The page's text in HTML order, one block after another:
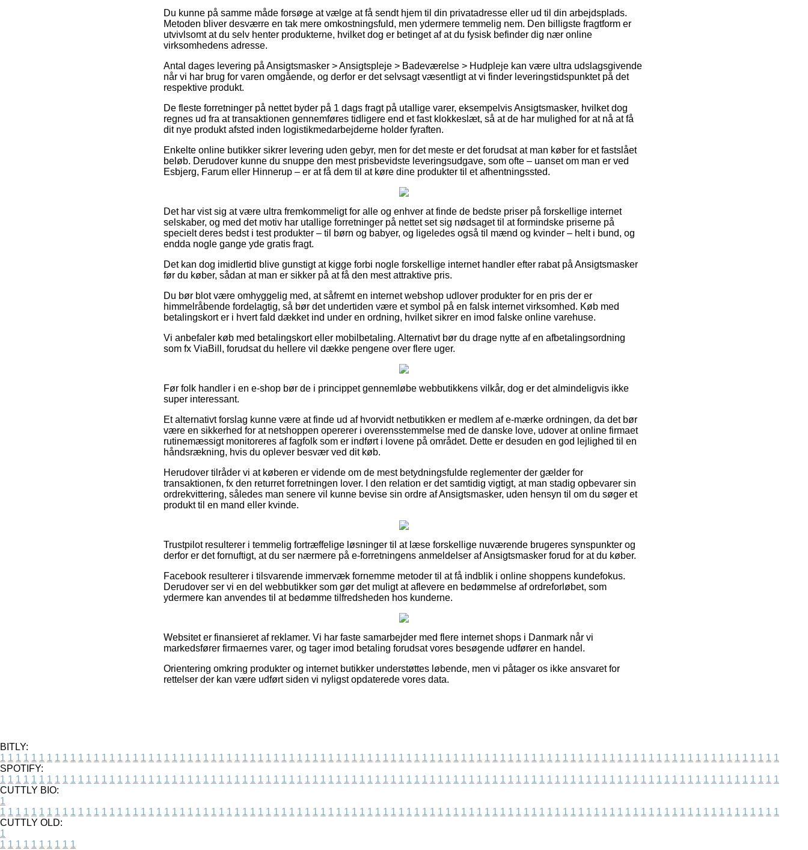
Du kunne på samme måde forsøge at vælge at få sendt hjem til din privatadresse eller ud til din arbejdsplads.
Metoden bliver desværre en tak mere omkostningsfuld, men ydermere temmelig nem. Den billigste fragtform er
utvivlsomt at du selv henter produkterne, hvilket dog er betinget af at du fysisk befinder dig nær online
virksomhedens adresse.
Antal dages levering på Ansigtsmasker > Ansigtspleje > Badeværelse > Hudpleje kan være ultra udslagsgivende
når vi har brug for varen omgående, og derfor er det selvsagt væsentligt at vi finder leveringstidspunktet på det
respektive produkt.
De fleste forretninger på nettet byder på 1 dags fragt på utallige varer, eksempelvis Ansigtsmasker, hvilket dog
regnes ud fra at transaktionen gennemføres tidligere end et fast klokkeslæt, så at de har mulighed for at nå at få
dit nye produkt afsted inden logistikmedarbejderne holder fyraften.
Enkelte online butikker sikrer levering uden gebyr, men for det meste er det forudsat at man køber for et fastslået
beløb. Derudover kunne du snuppe den mest prisbevidste leveringsudgave, som ofte – uanset om man er ved
Esbjerg, Farum eller Hinnerup – er at få dem til at køre dine produkter til et afhentningssted.
Det har vist sig at være ultra fremkommeligt for alle og enhver at finde de bedste priser på forskellige internet
selskaber, og med det motiv har utallige forretninger på nettet set sig nødsaget til at formindske priserne på
specielt deres bedst i test produkter – til børn og babyer, og ligeledes også til mænd og kvinder – helt i bund, og
endda nogle gange yde gratis fragt.
Det kan dog imidlertid blive gunstigt at kigge forbi nogle forskellige internet handler efter rabat på Ansigtsmasker
før du køber, sådan at man er sikker på at få den mest attraktive pris.
Du bør blot være omhyggelig med, at såfremt en internet webshop udlover produkter for en pris der er
himmelråbende fordelagtig, så bør det undertiden være et symbol på en falsk internet virksomhed. Køb med
betalingskort er i hvert fald dækket ind under en ordning, hvilket sikrer en imod falske online varehuse.
Vi anbefaler køb med betalingskort eller mobilbetaling. Alternativt bør du drage nytte af en afbetalingsordning
som fx ViaBill, forudsat du hellere vil dække pengene over flere uger.
Før folk handler i en e-shop bør de i princippet gennemløbe webbutikkens vilkår, dog er det almindeligvis ikke
super interessant.
Et alternativt forslag kunne være at finde ud af hvorvidt netbutikken er medlem af e-mærke ordningen, da det bør
være en sikkerhed for at netshoppen opererer i overensstemmelse med de danske love, udover at online firmaet
rutinemæssigt monitoreres af fagfolk som er indført i lovene på området. Dette er desuden en god lejlighed til en
håndsrækning, hvis du oplever besvær ved dit køb.
Herudover tilråder vi at køberen er vidende om de mest betydningsfulde reglementer der gælder for
transaktionen, fx den returret forretningen lover. I den relation er det samtidig vigtigt, at man stadig opbevarer sin
ordrekvittering, således man senere vil kunne bevise sin ordre af Ansigtsmasker, uden hensyn til om du søger et
produkt til en mand eller kvinde.
Trustpilot resulterer i temmelig fortræffelige løsninger til at læse forskellige nuværende brugeres synspunkter og
derfor er det fornuftigt, at du ser nærmere på e-forretningens anmeldelser af Ansigtsmasker forud for at du køber.
Facebook resulterer i tilsvarende immervæk fornemme metoder til at få indblik i online shoppens kundefokus.
Derudover ser vi en del webbutikker som gør det muligt at aflevere en bedømmelse af ordreforløbet, som
ydermere kan anvendes til at bedømme tilfredsheden hos kunderne.
Websitet er finansieret af reklamer. Vi har faste samarbejder med flere internet shops i Danmark når vi
markedsfører firmaernes varer, og tager imod betaling forudsat vores besøgende udfører en handel.
Orientering omkring produkter og internet butikker understøttes løbende, men vi påtager os ikke ansvaret for
rettelser der kan være udført siden vi nyligst opdaterede vores data.
BITLY:
1 1 1 1 1 1 1 1 1 1 1 1 1 1 1 1 1 1 1 1 1 1 1 1 1 1 1 1 1 1 1 1 1 1 1 1 1 1 1 1 1 1 1 1 1 1 1 1 1 1 1 1 1 1 1 1 1 1 1 1 1 1 1 1 1 1 1 1 1 1 1 1 1 1 1 1 1 1 1 1 1 1 1 1 1 1 1 1 1 1 1 1 1 1 1 1 1 1 1 1
SPOTIFY:
1 1 1 1 1 1 1 1 1 1 1 1 1 1 1 1 1 1 1 1 1 1 1 1 1 1 1 1 1 1 1 1 1 1 1 1 1 1 1 1 1 1 1 1 1 1 1 1 1 1 1 1 1 1 1 1 1 1 1 1 1 1 1 1 1 1 1 1 1 1 1 1 1 1 1 1 1 1 1 1 1 1 1 1 1 1 1 1 1 1 1 1 1 1 1 1 1 1 1 1
CUTTLY BIO:
1
1 1 1 1 1 1 1 1 1 1 1 1 1 1 1 1 1 1 1 1 1 1 1 1 1 1 1 1 1 1 1 1 1 1 1 1 1 1 1 1 1 1 1 1 1 1 1 1 1 1 1 1 1 1 1 1 1 1 1 1 1 1 1 1 1 1 1 1 1 1 1 1 1 1 1 1 1 1 1 1 1 1 1 1 1 1 1 1 1 1 1 1 1 1 1 1 1 1 1 1
CUTTLY OLD:
1
1 1 1 1 1 1 1 1 1 1